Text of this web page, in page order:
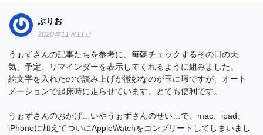
ぶりお
2020年11月11日
うぉずさんの記事たちを参考に、毎朝チェックするその日の天
気、予定、リマインダーを表示してくれるように組みました。
絵文字を入れたので読み上げが微妙なのが玉に瑕ですが、オート
メーションで起床時に走らせています。とても便利です。
うぉずさんのおかげ…いやうぉずさんのせい…で、mac、ipad、
iPhoneに加えてついにAppleWatchをコンプリートしてしまいまし